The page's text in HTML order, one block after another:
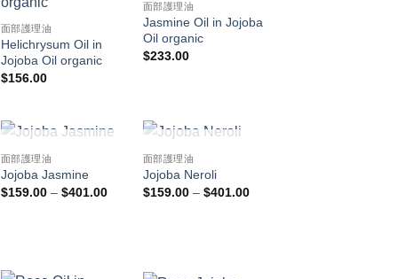
面部護理油
Helichrysum Oil in
Jojoba Oil organic
$156.00
面部護理油
Jasmine Oil in Jojoba
Oil organic
$233.00
已售完
面部護理油
Jojoba Jasmine
$159.00 – $401.00價
已售完
面部護理油
Jojoba Neroli
$159.00 – $401.00價